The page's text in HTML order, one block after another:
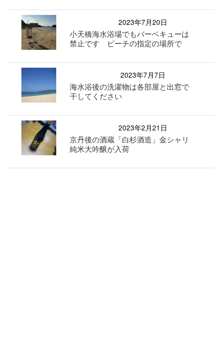
2023年7月20日
小天橋海水浴場でもバーベキューは
禁止です ビーチの指定の場所で
2023年7月7日
海水浴後の洗濯物は各部屋と出窓で
干してください
2023年2月21日
京丹後の酒蔵「白杉酒造」金シャリ
純米大吟醸が入荷